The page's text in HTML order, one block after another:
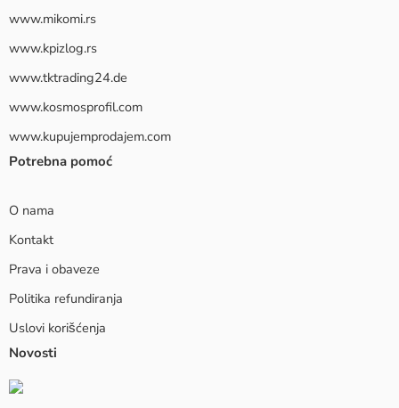
www.mikomi.rs
www.kpizlog.rs
www.tktrading24.de
www.kosmosprofil.com
www.kupujemprodajem.com
Potrebna pomoć
O nama
Kontakt
Prava i obaveze
Politika refundiranja
Uslovi korišćenja
Novosti